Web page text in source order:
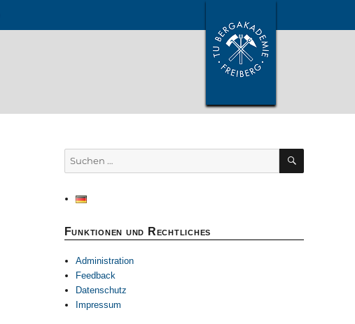
Suchen
nach:
SUCHEN
Funktionen und Rechtliches
Administration
Feedback
Datenschutz
Impressum